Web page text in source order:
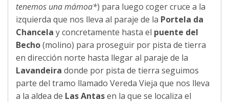
tenemos una mámoa*) para luego coger cruce a la
izquierda que nos lleva al paraje de la Portela da
Chancela y concretamente hasta el puente del
Becho(molino) para proseguir por pista de tierra
en dirección norte hasta llegar al paraje de la
Lavandeira donde por pista de tierra seguimos
parte del tramo llamado Vereda Vieja que nos lleva
a la aldea de Las Antasen la que se localiza el